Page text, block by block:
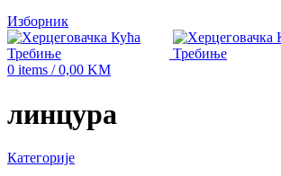
Изборник
0 items / 0,00 KM
линцура
Категорије